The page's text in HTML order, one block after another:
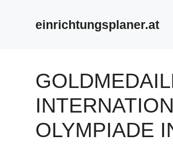
einrichtungsplaner.at
OLYMPIADE